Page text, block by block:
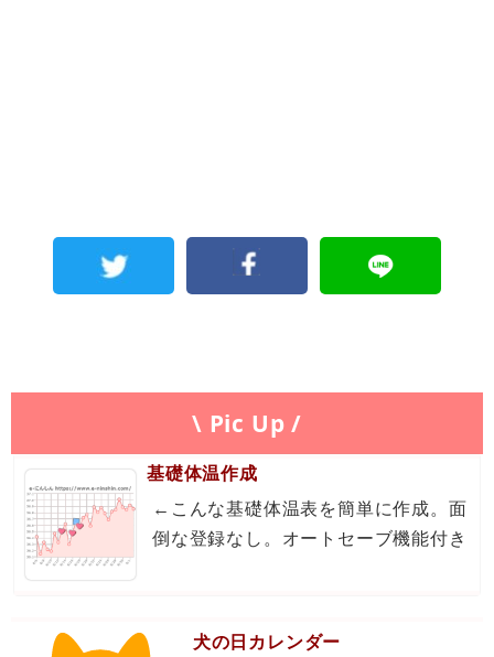
\ Pic Up /
基礎体温作成
←こんな基礎体温表を簡単に作成。面
倒な登録なし。オートセーブ機能付き
犬の日カレンダー